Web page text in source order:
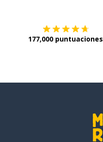
177,000 puntuaciones